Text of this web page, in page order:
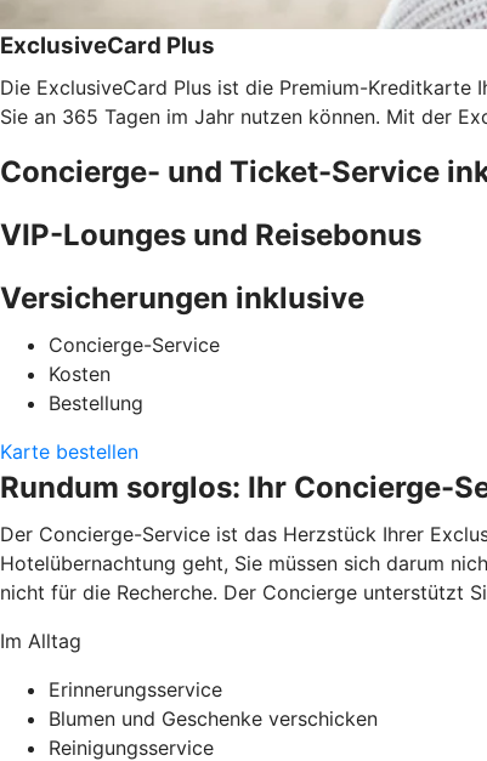
ExclusiveCard Plus
Die ExclusiveCard Plus ist die Premium-
Sie an 365 Tagen im Jahr nutzen können. Mit der
Concierge- und Ticket-Service
VIP-Lounges und Reisebonus
Versicherungen inklusive
Concierge-Service
Kosten
Bestellung
Karte bestellen
Rundum sorglos: Ihr Concierge-
Der Concierge-Service ist das Herzstück Ihrer
Hotelübernachtung geht, Sie müssen sich darum
nicht für die Recherche. Der Concierge unterstützt
Im Alltag
Erinnerungsservice
Blumen und Geschenke verschicken
Reinigungsservice